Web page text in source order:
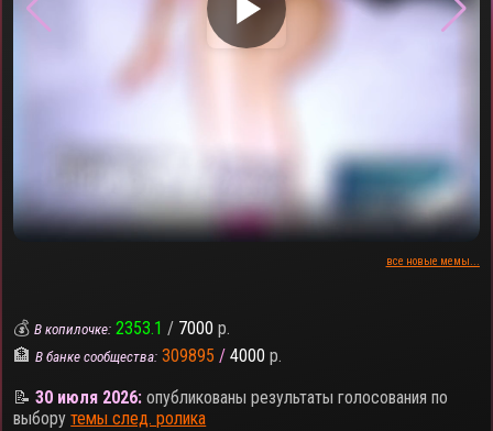
▶
все новые мемы...
💰В копилочке: 2353.1 / 7000 р.
🏦В банке сообщества: 309895 / 4000 р.
📝30 июля 2026: опубликованы результаты голосования по
выборутемы след. ролика